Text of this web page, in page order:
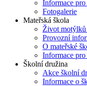
Informace
Fotogalerie
Mateřská škola
Život motýlků
Provozní
O mateřské
Informace
Školní družina
Akce školní
Informace o